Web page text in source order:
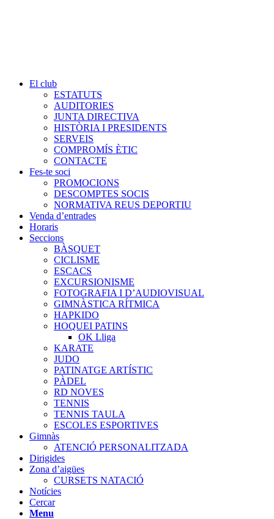
El club
ESTATUTS
AUDITORIES
JUNTA DIRECTIVA
HISTÒRIA I PRESIDENTS
SERVEIS
COMPROMÍS ÈTIC
CONTACTE
Fes-te soci
PROMOCIONS
DESCOMPTES SOCIS
NORMATIVA REUS DEPORTIU
Venda d’entrades
Horaris
Seccions
BÀSQUET
CICLISME
ESCACS
EXCURSIONISME
FOTOGRAFIA I D’AUDIOVISUAL
GIMNÀSTICA RÍTMICA
HAPKIDO
HOQUEI PATINS
OK Lliga
KARATE
JUDO
PATINATGE ARTÍSTIC
PÀDEL
RD NOVES
TENNIS
TENNIS TAULA
ESCOLES ESPORTIVES
Gimnàs
ATENCIÓ PERSONALITZADA
Dirigides
Zona d’aigües
CURSETS NATACIÓ
Notícies
Cercar
Menu